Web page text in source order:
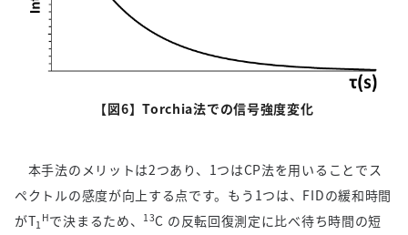
【図6】Torchia法での信号強度変化
本手法のメリットは2つあり、 1 つはCP法を用いることでス
ペクトルの感度が向上する点です。もう 1 つは、 FIDの緩和時間
がT1
Hで決まるため、 13C の反転回復測定に比べ待ち時間の短